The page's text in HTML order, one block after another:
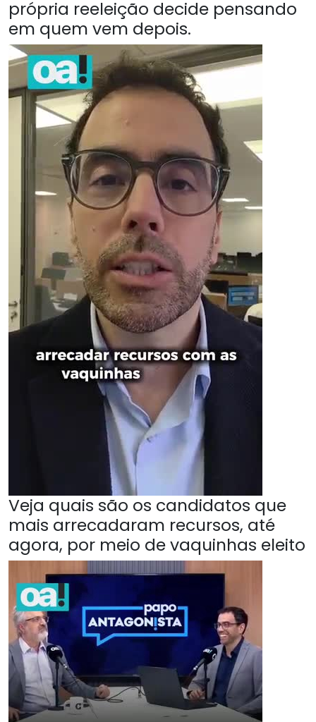
própria reeleição decide pensando
em quem vem depois.
Veja quais são os candidatos que
mais arrecadaram recursos, até
agora, por meio de vaquinhas eleito